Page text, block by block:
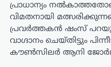
പ്രാധാന്യം
വിമതനായി
പ്രവർത്തകൻ ഷംസ്
വാഗ്ദാനം ചെയ്തിട്ടും
കൗൺസിലർ ആനി